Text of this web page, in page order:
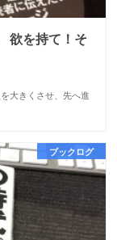
欲を持て！そ
大きくさせ、先へ進
ブックログ